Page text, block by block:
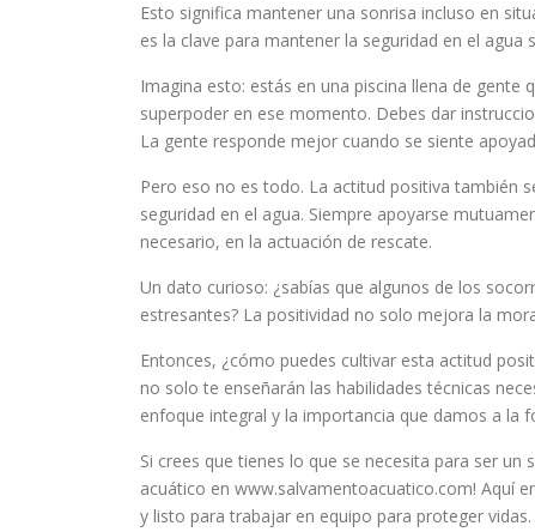
Esto significa mantener una sonrisa incluso en
es la clave para mantener la seguridad en el agua
Imagina esto: estás en una piscina llena de
superpoder en ese momento. Debes dar
La gente responde mejor cuando se siente
Pero eso no es todo. La actitud positiva también
seguridad en el agua. Siempre apoyarse
necesario, en la actuación de rescate.
Un dato curioso: ¿sabías que algunos de los
estresantes? La positividad no solo mejora la
Entonces, ¿cómo puedes cultivar esta actitud
no solo te enseñarán las habilidades técnicas
enfoque integral y la importancia que damos a la
Si crees que tienes lo que se necesita para ser
acuático en www.salvamentoacuatico.com! Aquí
y listo para trabajar en equipo para proteger